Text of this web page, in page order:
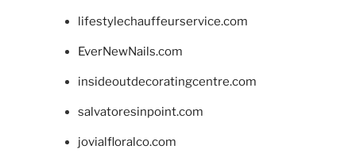
lifestylechauffeurservice.com
EverNewNails.com
insideoutdecoratingcentre.com
salvatoresinpoint.com
jovialfloralco.com